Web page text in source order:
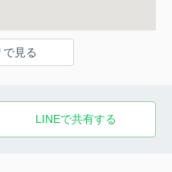
見る
LINEで共有する